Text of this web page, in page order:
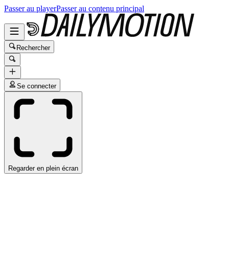
Passer au playerPasser au contenu principal
Rechercher
Se connecter
Regarder en plein écran